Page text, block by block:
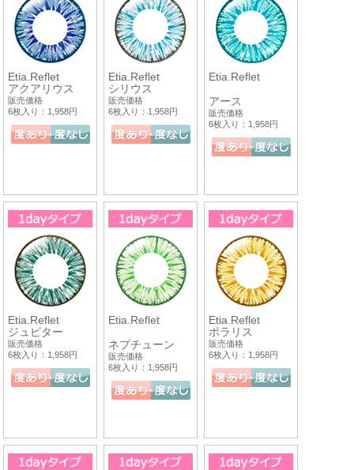
Etia.Reflet
アクアリウス
販売価格
6枚入り：1,958円
Etia.Reflet
シリウス
販売価格
6枚入り：1,958円
Etia.Reflet
アース
販売価格
6枚入り：1,958円
Etia.Reflet
ジュピター
販売価格
6枚入り：1,958円
Etia.Reflet
ネプチューン
販売価格
6枚入り：1,958円
Etia.Reflet
ポラリス
販売価格
6枚入り：1,958円